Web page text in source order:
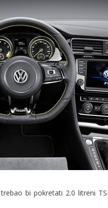
bi pokretati 2.0 litreni